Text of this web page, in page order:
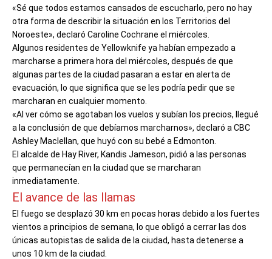
«Sé que todos estamos cansados de escucharlo, pero no hay
otra forma de describir la situación en los Territorios del
Noroeste», declaró Caroline Cochrane el miércoles.
Algunos residentes de Yellowknife ya habían empezado a
marcharse a primera hora del miércoles, después de que
algunas partes de la ciudad pasaran a estar en alerta de
evacuación, lo que significa que se les podría pedir que se
marcharan en cualquier momento.
«Al ver cómo se agotaban los vuelos y subían los precios, llegué
a la conclusión de que debíamos marcharnos», declaró a CBC
Ashley Maclellan, que huyó con su bebé a Edmonton.
El alcalde de Hay River, Kandis Jameson, pidió a las personas
que permanecían en la ciudad que se marcharan
inmediatamente.
El avance de las llamas
El fuego se desplazó 30 km en pocas horas debido a los fuertes
vientos a principios de semana, lo que obligó a cerrar las dos
únicas autopistas de salida de la ciudad, hasta detenerse a
unos 10 km de la ciudad.